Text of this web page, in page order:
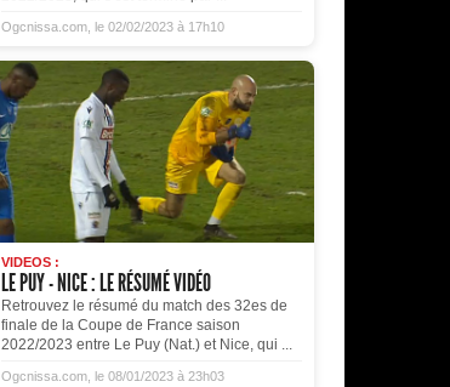
Ogcnissa.com, le 02/02/2023 à 17h10
VIDEOS :
LE PUY - NICE : LE RÉSUMÉ VIDÉO
Retrouvez le résumé du match des 32es de
finale de la Coupe de France saison
2022/2023 entre Le Puy (Nat.) et Nice, qui ...
Ogcnissa.com, le 08/01/2023 à 23h03